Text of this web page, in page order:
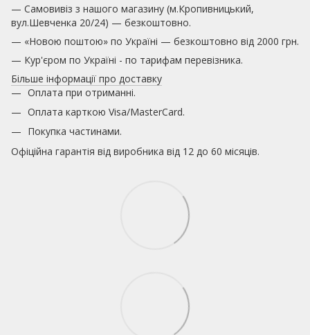
— Самовивіз з нашого магазину (м.Кропивницький,
вул.Шевченка 20/24) — безкоштовно.
— «Новою поштою» по Україні — безкоштовно від 2000 грн.
— Кур'єром по Україні - по тарифам перевізника.
Більше інформації про доставку
Оплата при отриманні.
Оплата карткою Visa/MasterCard.
Покупка частинами.
Офіційна гарантія від виробника від 12 до 60 місяців.